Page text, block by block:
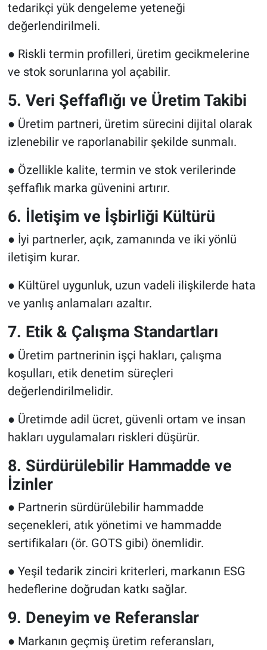
tedarikçi yük dengeleme yeteneği
değerlendirilmeli.
● Riskli termin profilleri, üretim gecikmelerine
ve stok sorunlarına yol açabilir.
5. Veri Şeffaflığı ve Üretim Takibi
● Üretim partneri, üretim sürecini dijital olarak
izlenebilir ve raporlanabilir şekilde sunmalı.
● Özellikle kalite, termin ve stok verilerinde
şeffaflık marka güvenini artırır.
6. İletişim ve İşbirliği Kültürü
● İyi partnerler, açık, zamanında ve iki yönlü
iletişim kurar.
● Kültürel uygunluk, uzun vadeli ilişkilerde hata
ve yanlış anlamaları azaltır.
7. Etik & Çalışma Standartları
● Üretim partnerinin işçi hakları, çalışma
koşulları, etik denetim süreçleri
değerlendirilmelidir.
● Üretimde adil ücret, güvenli ortam ve insan
hakları uygulamaları riskleri düşürür.
8. Sürdürülebilir Hammadde ve
İzinler
● Partnerin sürdürülebilir hammadde
seçenekleri, atık yönetimi ve hammadde
sertifikaları (ör. GOTS gibi) önemlidir.
● Yeşil tedarik zinciri kriterleri, markanın ESG
hedeflerine doğrudan katkı sağlar.
9. Deneyim ve Referanslar
● Markanın geçmiş üretim referansları,